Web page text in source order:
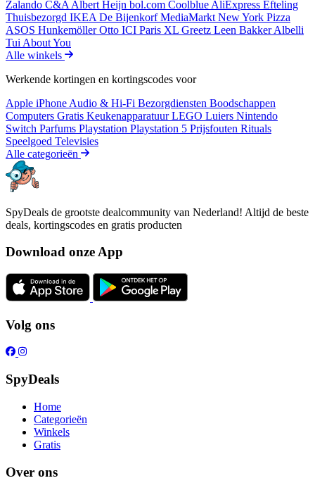
Zalando C&A Albert Heijn bol.com Coolblue AliExpress Efteling
Thuisbezorgd IKEA De BijenkorfMediaMarkt New York Pizza
ASOS HunkemöllerOtto ICI Paris XL Greetz Leen BakkerAlbelli
Tui About You
Alle winkels
Werkende kortingen en kortingscodes voor
Apple iPhone Audio & Hi-Fi Bezorgdiensten Boodschappen
Computers Gratis KeukenapparatuurLEGO Luiers Nintendo
Switch Parfums Playstation Playstation 5 Prijsfouten Rituals
Speelgoed Televisies
Alle categorieën
SpyDeals de grootste dealcommunity van Nederland! Altijd de beste
deals, kortingscodes en gratis producten
Download onze App
Volg ons
SpyDeals
Home
Categorieën
Winkels
Gratis
Over ons